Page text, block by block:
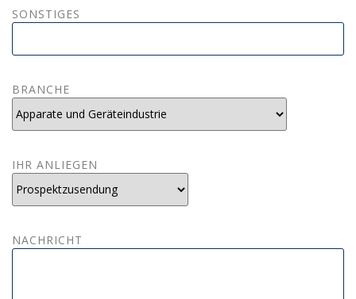
SONSTIGES
BRANCHE
IHR ANLIEGEN
NACHRICHT